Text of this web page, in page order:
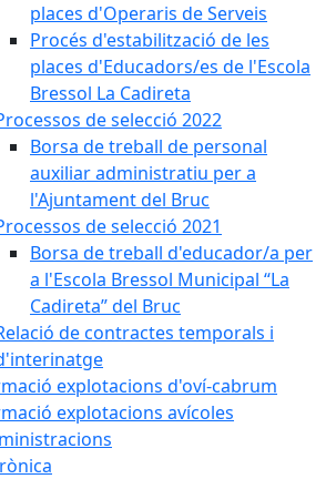
places d'Operaris de Serveis
Procés d'estabilització de les
places d'Educadors/es de l'Escola
Bressol La Cadireta
de selecció 2022
Borsa de treball de personal
auxiliar administratiu per a
l'Ajuntament del Bruc
de selecció 2021
Borsa de treball d'educador/a per
a l'Escola Bressol Municipal “La
Cadireta” del Bruc
de contractes temporals i
explotacions d'oví-cabrum
explotacions avícoles